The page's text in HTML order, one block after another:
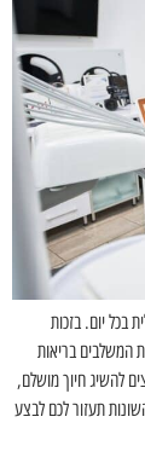
בכל יום. בזכות
המשלבים בריאות
להשיג חיוך מושלם,
תעזור לכם לבצע